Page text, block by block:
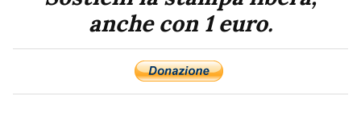
anche con 1 euro.